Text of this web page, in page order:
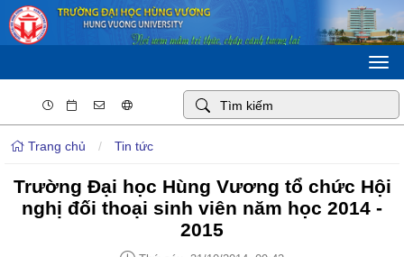
Trang chủ / Tin tức
Trường Đại học Hùng Vương tổ chức Hội
nghị đối thoại sinh viên năm học 2014 -
2015